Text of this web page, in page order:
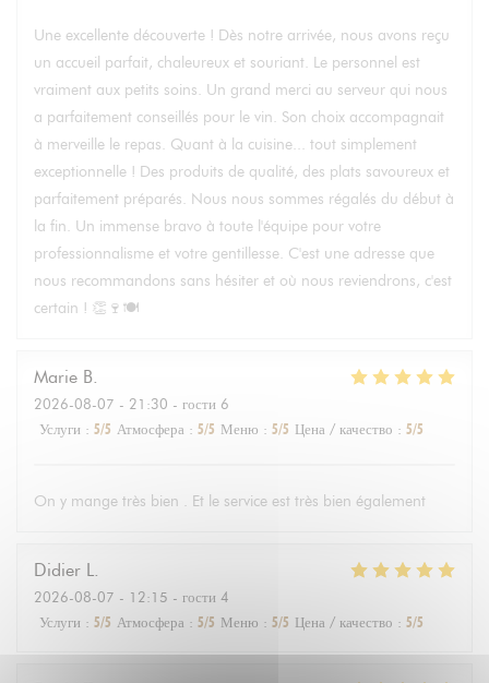
Une excellente découverte ! Dès notre arrivée, nous avons reçu
un accueil parfait, chaleureux et souriant. Le personnel est
vraiment aux petits soins. Un grand merci au serveur qui nous
a parfaitement conseillés pour le vin. Son choix accompagnait
à merveille le repas. Quant à la cuisine... tout simplement
exceptionnelle ! Des produits de qualité, des plats savoureux et
parfaitement préparés. Nous nous sommes régalés du début à
la fin. Un immense bravo à toute l'équipe pour votre
professionnalisme et votre gentillesse. C'est une adresse que
nous recommandons sans hésiter et où nous reviendrons, c'est
certain ! 👏🍷🍽️
Marie B
2026-08-07 - 21:30 - гости 6
Услуги : 5/5 Атмосфера : 5/5 Меню : 5/5 Цена / качество : 5/5
On y mange très bien . Et le service est très bien également
Didier L
2026-08-07 - 12:15 - гости 4
Услуги : 5/5 Атмосфера : 5/5 Меню : 5/5 Цена / качество : 5/5